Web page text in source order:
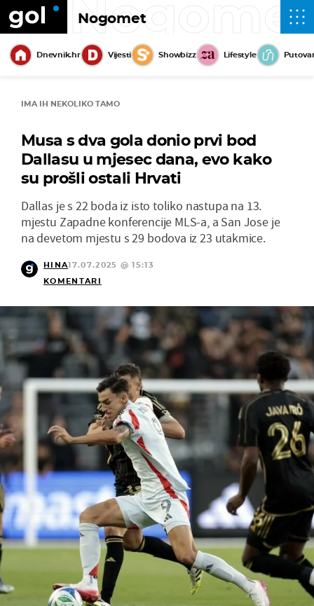
Nogomet
Dnevnik.hr Vijesti Showbizz Lifestyle
IMA IH NEKOLIKO TAMO
Musa s dva gola donio prvi bod
Dallasu u mjesec dana, evo kako
su prošli ostali Hrvati
Dallas je s 22 boda iz isto toliko nastupa na 13.
mjestu Zapadne konferencije MLS-a, a San Jose je
na devetom mjestu s 29 bodova iz 23 utakmice.
HINA17.07.2025 @ 15:13
KOMENTARI